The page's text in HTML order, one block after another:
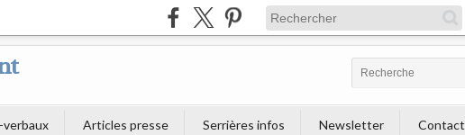
verbaux Articles presse Serrières infos Newsletter Contact